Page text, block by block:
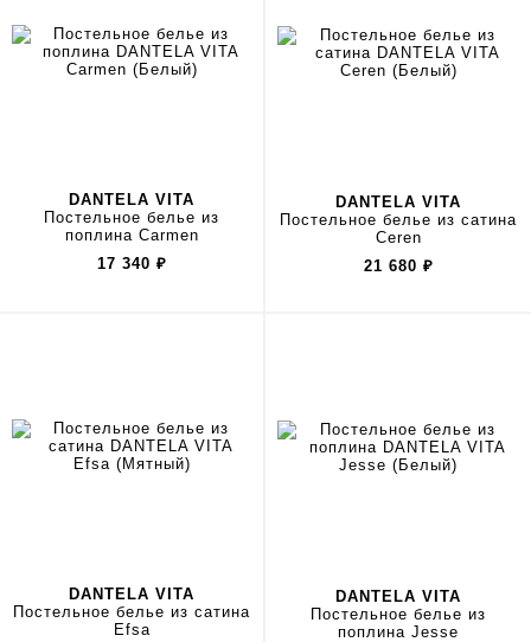
DANTELA VITA
Постельное белье из
поплина Carmen
17 340 ₽
DANTELA VITA
Постельное белье из сатина
Ceren
21 680 ₽
DANTELA VITA
Постельное белье из сатина
Efsa
DANTELA VITA
Постельное белье из
поплина Jesse